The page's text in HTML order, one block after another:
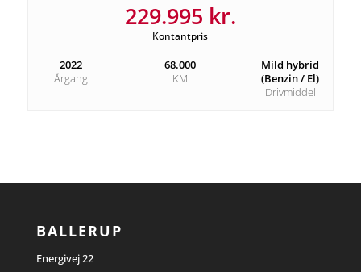
229.995 kr.
Kontantpris
2022
Årgang
68.000
KM
Mild hybrid
(Benzin / El)
Drivmiddel
BALLERUP
Energivej 22